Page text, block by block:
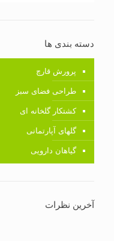
دسته بندی ها
پرورش قارچ
طراحی فضای سبز
کشتکار گلخانه ای
گلهای آپارتمانی
گیاهان دارویی
آخرین نظرات